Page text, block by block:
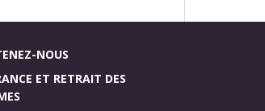
NOUS
ET RETRAIT DES